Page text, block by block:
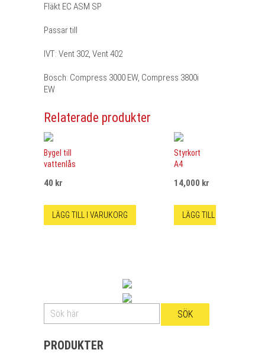
Fläkt EC ASM SP
Passar till
IVT: Vent 302, Vent 402
Bosch: Compress 3000 EW, Compress 3800i
EW
Relaterade produkter
Bygel till
vattenlås
40 kr
LÄGG TILL I VARUKORG
Styrkort
A4
14,000 kr
LÄGG TILL I VARUKORG
PRODUKTER